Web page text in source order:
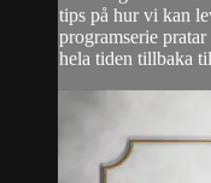
tips på hur vi kan
programserie
hela tiden tillbaka